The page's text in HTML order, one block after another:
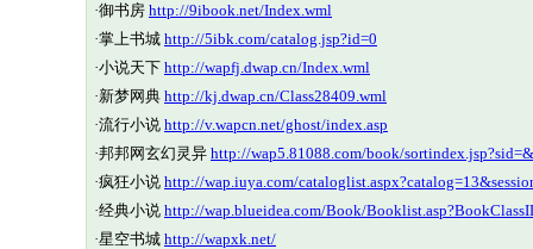
·御书房 http://9ibook.net/Index.wml
·掌上书城 http://5ibk.com/catalog.jsp?id=0
·小说天下 http://wapfj.dwap.cn/Index.wml
·新梦网典 http://kj.dwap.cn/Class28409.wml
·流行小说 http://v.wapcn.net/ghost/index.asp
·邦邦网玄幻灵异 http://wap5.81088.com/book/
·疯狂小说 http://wap.iuya.com/
·经典小说 http://wap.blueidea.com/Book/
·星空书城 http://wapxk.net/